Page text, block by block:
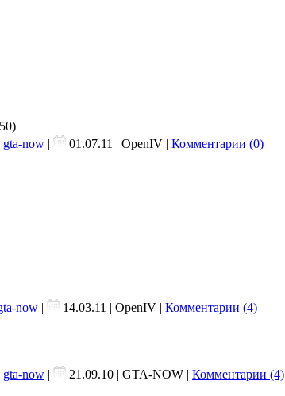
gta-now | 01.07.11 | OpenIV | Комментарии (0)
now | 14.03.11 | OpenIV | Комментарии (4)
gta-now | 21.09.10 | GTA-NOW | Комментарии (4)